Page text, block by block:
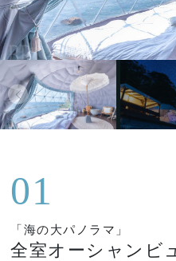
01
「海の大パノラマ」
全室オーシャンビ